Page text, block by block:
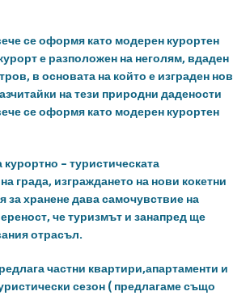
се оформя като модерен курортен
е разположен на неголям, вдаден
в основата на който е изграден нов
на тези природни дадености
се оформя като модерен курортен
– туристическата
града, изграждането на нови кокетни
за хранене дава самочувствие на
че туризмът и занапред ще
отрасъл.
частни квартири,апартаменти и
сезон ( предлагаме също